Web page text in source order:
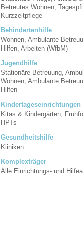
Betreutes Wohnen,
Kurzzeitpflege
Behindertenhilfe
Wohnen, Ambulante
Hilfen, Arbeiten (WfbM)
Jugendhilfe
Stationäre Betreuung,
Wohnen, Ambulante
Hilfen
Kindertageseinrichtungen
Kitas & Kindergärten,
HPTs
Gesundheitshilfe
Kliniken
Komplexträger
Alle Einrichtungs- und